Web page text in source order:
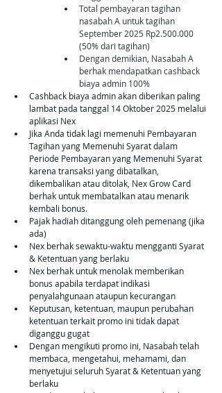
Total pembayaran tagihan
nasabah A untuk tagihan
September 2025 Rp2.500.000
(50% dari tagihan)
Dengan demikian, Nasabah A
berhak mendapatkan cashback
biaya admin 100%
Cashback biaya admin akan diberikan paling
lambat pada tanggal 14 Oktober 2025 melalui
aplikasi Nex
Jika Anda tidak lagi memenuhi Pembayaran
Tagihan yang Memenuhi Syarat dalam
Periode Pembayaran yang Memenuhi Syarat
karena transaksi yang dibatalkan,
dikembalikan atau ditolak, Nex Grow Card
berhak untuk membatalkan atau menarik
kembali bonus.
Pajak hadiah ditanggung oleh pemenang (jika
ada)
Nex berhak sewaktu-waktu mengganti Syarat
& Ketentuan yang berlaku
Nex berhak untuk menolak memberikan
bonus apabila terdapat indikasi
penyalahgunaan ataupun kecurangan
Keputusan, ketentuan, maupun perubahan
ketentuan terkait promo ini tidak dapat
diganggu gugat
Dengan mengikuti promo ini, Nasabah telah
membaca, mengetahui, mehamami, dan
menyetujui seluruh Syarat & Ketentuan yang
berlaku